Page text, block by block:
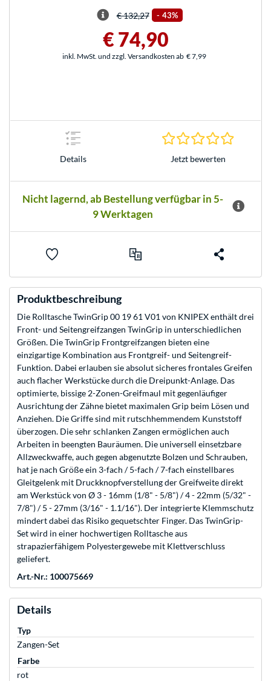
€ 132,27 - 43%
€ 74,90
inkl. MwSt. und zzgl. Versandkosten ab € 7,99
Details Jetzt bewerten
Nicht lagernd, ab Bestellung verfügbar in 5-
9 Werktagen
Produktbeschreibung
Die Rolltasche TwinGrip 00 19 61 V01 von KNIPEX enthält drei
Front- und Seitengreifzangen TwinGrip in unterschiedlichen
Größen. Die TwinGrip Frontgreifzangen bieten eine
einzigartige Kombination aus Frontgreif- und Seitengreif-
Funktion. Dabei erlauben sie absolut sicheres frontales Greifen
auch flacher Werkstücke durch die Dreipunkt-Anlage. Das
optimierte, bissige 2-Zonen-Greifmaul mit gegenläufiger
Ausrichtung der Zähne bietet maximalen Grip beim Lösen und
Anziehen. Die Griffe sind mit rutschhemmendem Kunststoff
überzogen. Die sehr schlanken Zangen ermöglichen auch
Arbeiten in beengten Bauräumen. Die universell einsetzbare
Allzweckwaffe, auch gegen abgenutzte Bolzen und Schrauben,
hat je nach Größe ein 3-fach / 5-fach / 7-fach einstellbares
Gleitgelenk mit Druckknopfverstellung der Greifweite direkt
am Werkstück von Ø 3 - 16mm (1/8" - 5/8") / 4 - 22mm (5/32" -
7/8") / 5 - 27mm (3/16" - 1.1/16"). Der integrierte Klemmschutz
mindert dabei das Risiko gequetschter Finger. Das TwinGrip-
Set wird in einer hochwertigen Rolltasche aus
strapazierfähigem Polyestergewebe mit Klettverschluss
geliefert.
Art.-Nr.: 100075669
Details
Typ
Zangen-Set
Farbe
rot